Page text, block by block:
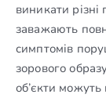
виникати різні
заважають
симптомів
зорового
об’єкти